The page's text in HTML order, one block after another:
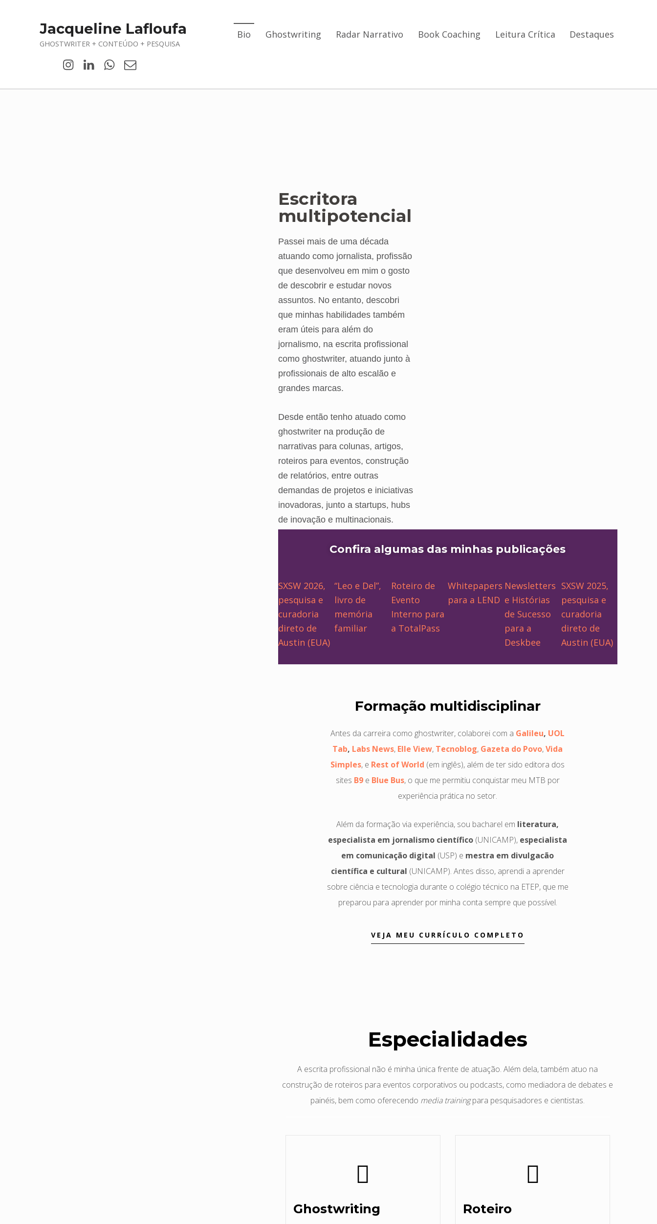
Jacqueline Lafloufa
GHOSTWRITER + CONTEÚDO + PESQUISA
Bio Ghostwriting Radar Narrativo Book Coaching Leitura Crítica Destaques
Escritora
multipotencial
Passei mais de uma década
atuando como jornalista, profissão
que desenvolveu em mim o gosto
de descobrir e estudar novos
assuntos. No entanto, descobri
que minhas habilidades também
eram úteis para além do
jornalismo, na escrita profissional
como ghostwriter, atuando junto à
profissionais de alto escalão e
grandes marcas.
Desde então tenho atuado como
ghostwriter na produção de
narrativas para colunas, artigos,
roteiros para eventos, construção
de relatórios, entre outras
demandas de projetos e iniciativas
inovadoras, junto a startups, hubs
de inovação e multinacionais.
Confira algumas das minhas publicações
SXSW 2026,
pesquisa e
curadoria
direto de
Austin (EUA)
“Leo e Del”,
livro de
memória
familiar
Roteiro de
Evento
Interno para
a TotalPass
Whitepapers
para a LEND
Newsletters
e Histórias
de Sucesso
para a
Deskbee
SXSW 2025,
pesquisa e
curadoria
direto de
Austin (EUA)
Formação multidisciplinar
Antes da carreira como ghostwriter, colaborei com a Galileu, UOL
Tab, Labs News, Elle View, Tecnoblog, Gazeta do Povo,Vida
Simples, e Rest of World (em inglês), além de ter sido editora dos
sites B9e Blue Bus, o que me permitiu conquistar meu MTB por
experiência prática no setor.
Além da formação via experiência, sou bacharel em literatura,
especialista em jornalismo científico (UNICAMP), especialista
em comunicação digital (USP) e mestra em divulgacão
científica e cultural (UNICAMP). Antes disso, aprendi a aprender
sobre ciência e tecnologia durante o colégio técnico na ETEP, que me
preparou para aprender por minha conta sempre que possível.
VEJA MEU CURRÍCULO COMPLETO
Especialidades
A escrita profissional não é minha única frente de atuação. Além dela, também atuo na
construção de roteiros para eventos corporativos ou podcasts, como mediadora de debates e
painéis, bem como oferecendo media trainingpara pesquisadores e cientistas.
Ghostwriting Roteiro